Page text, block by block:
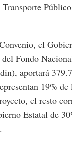
Transporte
el
Fondo
aportará
19%
el resto
Estatal de